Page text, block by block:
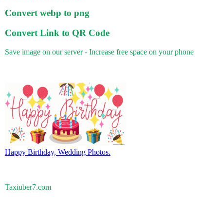
Convert webp to png
Convert Link to QR Code
Save image on our server - Increase free space on your phone
Happy Birthday, Wedding Photos.
Taxiuber7.com